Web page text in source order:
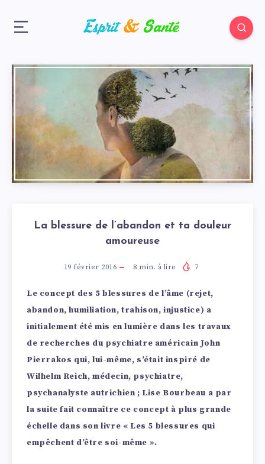
La blessure de l’abandon et ta douleur
amoureuse
19 février 2016 8 min. à lire 7
Le concept des 5 blessures de l’âme (rejet,
abandon, humiliation, trahison, injustice) a
initialement été mis en lumière dans les travaux
de recherches du psychiatre américain John
Pierrakos qui, lui-même, s’était inspiré de
Wilhelm Reich, médecin, psychiatre,
psychanalyste autrichien ; Lise Bourbeau a par
la suite fait connaître ce concept à plus grande
échelle dans son livre « Les 5 blessures qui
empêchent d’être soi-même ».